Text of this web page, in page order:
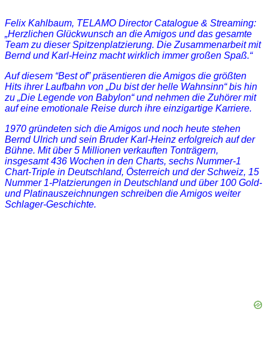
Felix Kahlbaum, TELAMO Director Catalogue & Streaming:
„Herzlichen Glückwunsch an die Amigos und das gesamte
Team zu dieser Spitzenplatzierung. Die Zusammenarbeit mit
Bernd und Karl-Heinz macht wirklich immer großen Spaß.“
Auf diesem “Best of” präsentieren die Amigos die größten
Hits ihrer Laufbahn von „Du bist der helle Wahnsinn“ bis hin
zu „Die Legende von Babylon“ und nehmen die Zuhörer mit
auf eine emotionale Reise durch ihre einzigartige Karriere.
1970 gründeten sich die Amigos und noch heute stehen
Bernd Ulrich und sein Bruder Karl-Heinz erfolgreich auf der
Bühne. Mit über 5 Millionen verkauften Tonträgern,
insgesamt 436 Wochen in den Charts, sechs Nummer-1
Chart-Triple in Deutschland, Österreich und der Schweiz, 15
Nummer 1-Platzierungen in Deutschland und über 100 Gold-
und Platinauszeichnungen schreiben die Amigos weiter
Schlager-Geschichte.